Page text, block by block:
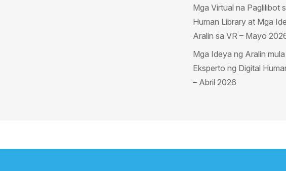
Mga Virtual na Paglilibot
Human Library at Mga
Aralin sa VR – Mayo
Mga Ideya ng Aralin
Eksperto ng Digital
– Abril 2026